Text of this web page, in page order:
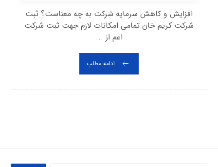
افزایش و کاهش سرمایه شرکت به چه معناست؟ ثبت
شرکت کریم خان تمامی امکانات لازم جهت ثبت شرکت
اعم از ...
ادامه مطلب